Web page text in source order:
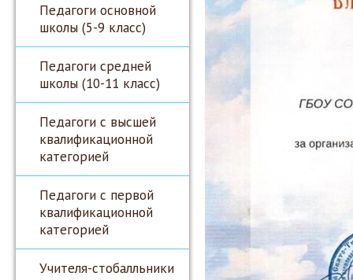
Педагоги основной
школы (5-9 класс)
Педагоги средней
школы (10-11 класс)
Педагоги с высшей
квалификационной
категорией
Педагоги с первой
квалификационной
категорией
Учителя-стобалльники